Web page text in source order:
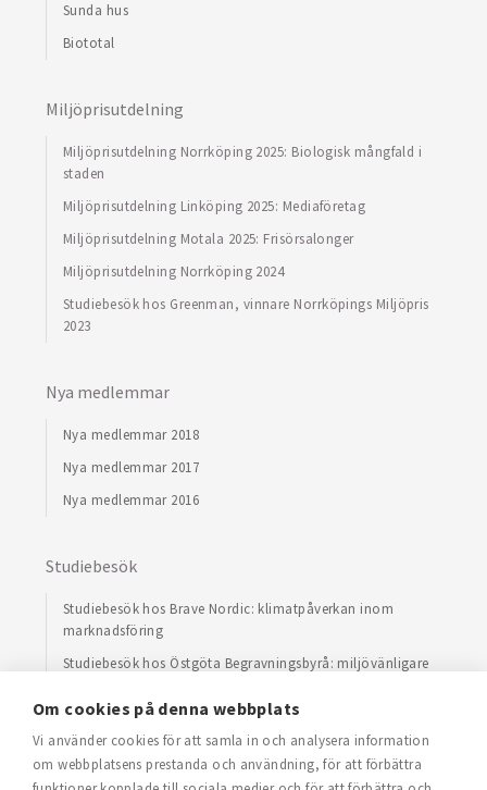
Sunda hus
Biototal
Miljöprisutdelning
Miljöprisutdelning Norrköping 2025: Biologisk mångfald i
staden
Miljöprisutdelning Linköping 2025: Mediaföretag
Miljöprisutdelning Motala 2025: Frisörsalonger
Miljöprisutdelning Norrköping 2024
Studiebesök hos Greenman, vinnare Norrköpings Miljöpris
2023
Nya medlemmar
Nya medlemmar 2018
Nya medlemmar 2017
Nya medlemmar 2016
Studiebesök
Studiebesök hos Brave Nordic: klimatpåverkan inom
marknadsföring
Studiebesök hos Östgöta Begravningsbyrå: miljövänligare
Studiebesök hos Holmen Board and Paper
Studiebesök hos TvNo Textilservice i Norrköping
Studiebesök hos RP Recycling Partner Linköping
Om cookies på denna webbplats
Vi använder cookies för att samla in och analysera information
om webbplatsens prestanda och användning, för att förbättra